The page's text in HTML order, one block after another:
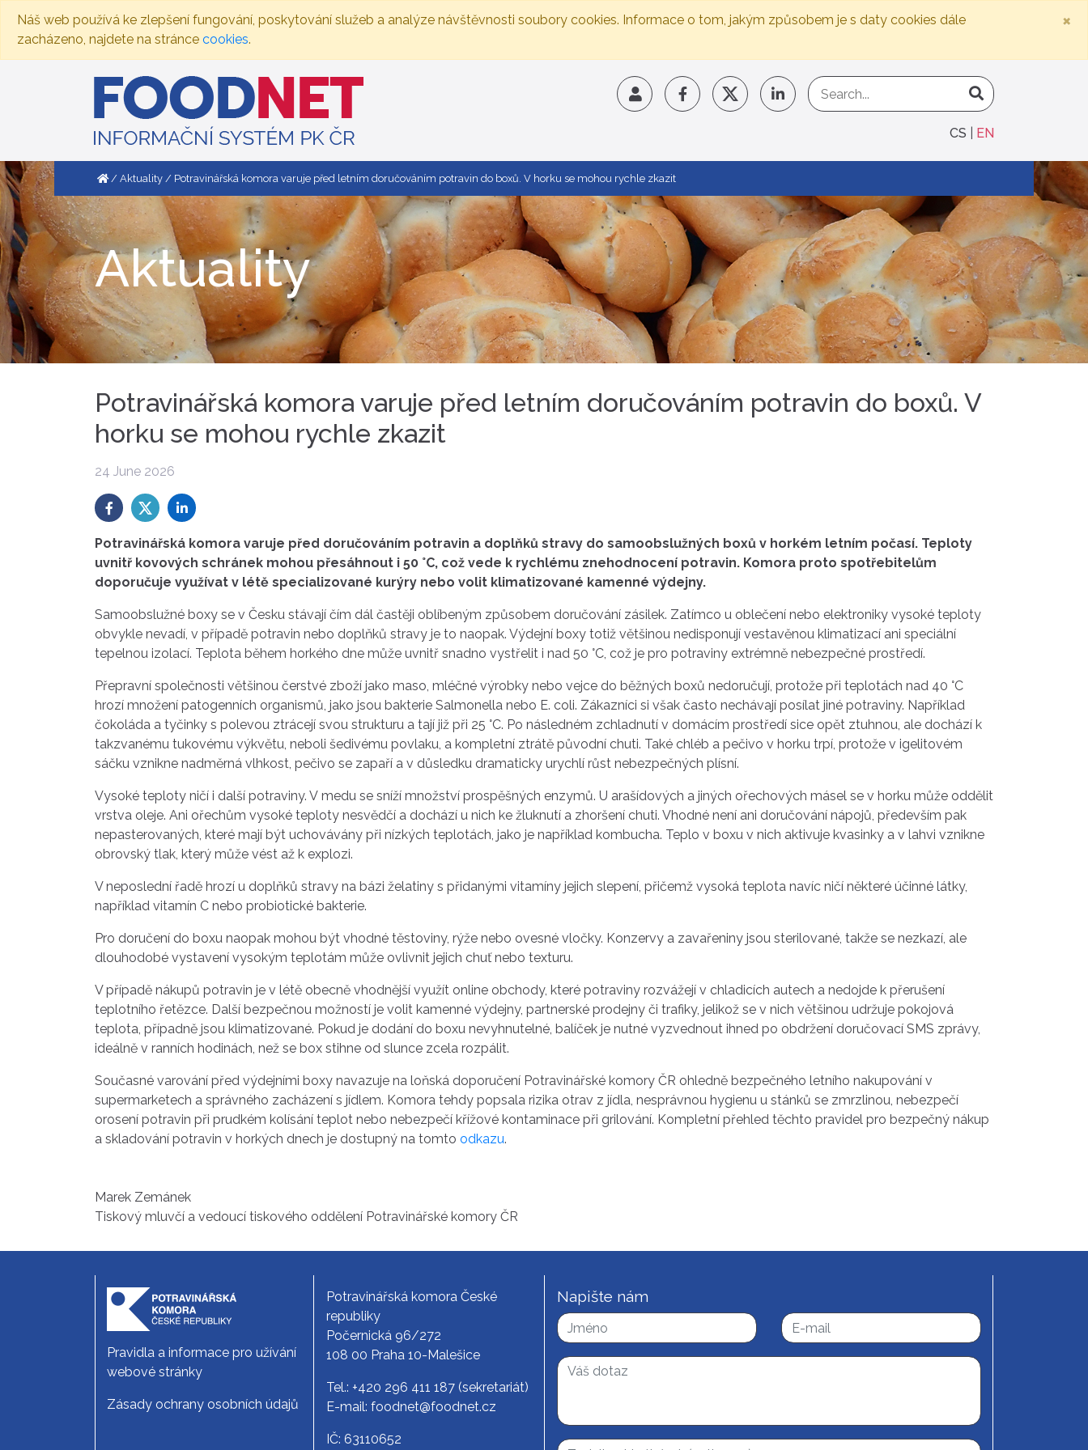
Náš web používá ke zlepšení fungování, poskytování služeb a analýze návštěvnosti soubory cookies. Informace o tom, jakým způsobem je s daty cookies dále
zacházeno, najdete na stránce cookies.
×
CS EN
Aktuality Potravinářská komora varuje před letním doručováním potravin do boxů. V horku se mohou rychle zkazit
Aktuality
Potravinářská komora varuje před letním doručováním potravin do boxů. V
horku se mohou rychle zkazit
24 June 2026
Potravinářská komora varuje před doručováním potravin a doplňků stravy do samoobslužných boxů v horkém letním počasí. Teploty
uvnitř kovových schránek mohou přesáhnout i 50 °C, což vede k rychlému znehodnocení potravin. Komora proto spotřebitelům
doporučuje využívat v létě specializované kurýry nebo volit klimatizované kamenné výdejny.
Samoobslužné boxy se v Česku stávají čím dál častěji oblíbeným způsobem doručování zásilek. Zatímco u oblečení nebo elektroniky vysoké teploty
obvykle nevadí, v případě potravin nebo doplňků stravy je to naopak. Výdejní boxy totiž většinou nedisponují vestavěnou klimatizací ani speciální
tepelnou izolací. Teplota během horkého dne může uvnitř snadno vystřelit i nad 50 °C, což je pro potraviny extrémně nebezpečné prostředí.
Přepravní společnosti většinou čerstvé zboží jako maso, mléčné výrobky nebo vejce do běžných boxů nedoručují, protože při teplotách nad 40 °C
hrozí množení patogenních organismů, jako jsou bakterie Salmonella nebo E. coli. Zákazníci si však často nechávají posílat jiné potraviny. Například
čokoláda a tyčinky s polevou ztrácejí svou strukturu a tají již při 25 °C. Po následném zchladnutí v domácím prostředí sice opět ztuhnou, ale dochází k
takzvanému tukovému výkvětu, neboli šedivému povlaku, a kompletní ztrátě původní chuti. Také chléb a pečivo v horku trpí, protože v igelitovém
sáčku vznikne nadměrná vlhkost, pečivo se zapaří a v důsledku dramaticky urychlí růst nebezpečných plísní.
Vysoké teploty ničí i další potraviny. V medu se sníží množství prospěšných enzymů. U arašídových a jiných ořechových másel se v horku může oddělit
vrstva oleje. Ani ořechům vysoké teploty nesvědčí a dochází u nich ke žluknutí a zhoršení chuti. Vhodné není ani doručování nápojů, především pak
nepasterovaných, které mají být uchovávány při nízkých teplotách, jako je například kombucha. Teplo v boxu v nich aktivuje kvasinky a v lahvi vznikne
obrovský tlak, který může vést až k explozi.
V neposlední řadě hrozí u doplňků stravy na bázi želatiny s přidanými vitamíny jejich slepení, přičemž vysoká teplota navíc ničí některé účinné látky,
například vitamín C nebo probiotické bakterie.
Pro doručení do boxu naopak mohou být vhodné těstoviny, rýže nebo ovesné vločky. Konzervy a zavařeniny jsou sterilované, takže se nezkazí, ale
dlouhodobé vystavení vysokým teplotám může ovlivnit jejich chuť nebo texturu.
V případě nákupů potravin je v létě obecně vhodnější využít online obchody, které potraviny rozvážejí v chladicích autech a nedojde k přerušení
teplotního řetězce. Další bezpečnou možností je volit kamenné výdejny, partnerské prodejny či trafiky, jelikož se v nich většinou udržuje pokojová
teplota, případně jsou klimatizované. Pokud je dodání do boxu nevyhnutelné, balíček je nutné vyzvednout ihned po obdržení doručovací SMS zprávy,
ideálně v ranních hodinách, než se box stihne od slunce zcela rozpálit.
Současné varování před výdejními boxy navazuje na loňská doporučení Potravinářské komory ČR ohledně bezpečného letního nakupování v
supermarketech a správného zacházení s jídlem. Komora tehdy popsala rizika otrav z jídla, nesprávnou hygienu u stánků se zmrzlinou, nebezpečí
orosení potravin při prudkém kolísání teplot nebo nebezpečí křížové kontaminace při grilování. Kompletní přehled těchto pravidel pro bezpečný nákup
a skladování potravin v horkých dnech je dostupný na tomto odkazu.
Marek Zemánek
Tiskový mluvčí a vedoucí tiskového oddělení Potravinářské komory ČR
Pravidla a informace pro užívání
webové stránky
Zásady ochrany osobních údajů
Potravinářská komora České
republiky
Počernická 96/272
108 00 Praha 10-Malešice
Tel.: +420 296 411 187 (sekretariát)
E-mail: foodnet@foodnet.cz
IČ: 63110652
Napište nám